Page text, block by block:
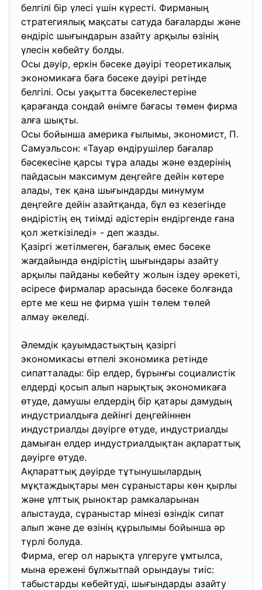
белгілі бір үлесі үшін күресті. Фирманың
стратегиялық мақсаты сатуда бағаларды және
өндіріс шығындарын азайту арқылы өзінің
үлесін көбейту болды.
Осы дәуір, еркін бәсеке дәуірі теоретикалық
экономикаға баға бәсеке дәуірі ретінде
белгілі. Осы уақытта бәсекелестеріне
қарағанда сондай өнімге бағасы төмен фирма
алға шықты.
Осы бойынша америка ғылымы, экономист, П.
Самуэльсон: «Тауар өндірушілер бағалар
бәсекесіне қарсы тұра алады және өздерінің
пайдасын максимум деңгейге дейін көтере
алады, тек қана шығындарды минумум
деңгейге дейін азайтқанда, бұл өз кезегінде
өндірістің ең тиімді әдістерін ендіргенде ғана
қол жеткізіледі» - деп жазды.
Қазіргі жетілмеген, бағалық емес бәсеке
жағдайында өндірістің шығындары азайту
арқылы пайданы көбейту жолын іздеу әрекеті,
әсіресе фирмалар арасында бәсеке болғанда
ерте ме кеш не фирма үшін төлем төлей
алмау әкеледі.
Әлемдік қауымдастықтың қазіргі
экономикасы өтпелі экономика ретінде
сипатталады: бір елдер, бұрынғы социалистік
елдерді қосып алып нарықтық экономикаға
өтуде, дамушы елдердің бір қатары дамудың
индустриалдыға дейінгі деңгейіннен
индустриалды дәуірге өтуде, индустриалды
дамыған елдер индустриалдықтан ақпараттық
дәуірге өтуде.
Ақпараттық дәуірде тұтынушылардың
мұқтаждықтары мен сұраныстары көн қырлы
және ұлттық рыноктар рамкаларынан
алыстауда, сұраныстар мінезі өзіндік сипат
алып және де өзінің құрылымы бойынша әр
түрлі болуда.
Фирма, егер ол нарықта үлгеруге ұмтылса,
мына ережені бұлжытпай орындауы тиіс:
табыстарды көбейтуді, шығындарды азайту